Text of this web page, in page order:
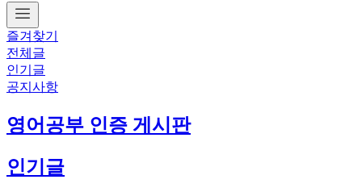
즐겨찾기
전체글
인기글
공지사항
영어공부 인증 게시판
인기글